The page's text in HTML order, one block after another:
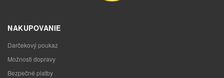
NAKUPOVANIE
Darčekový poukaz
Možnosti dopravy
Bezpečné platby